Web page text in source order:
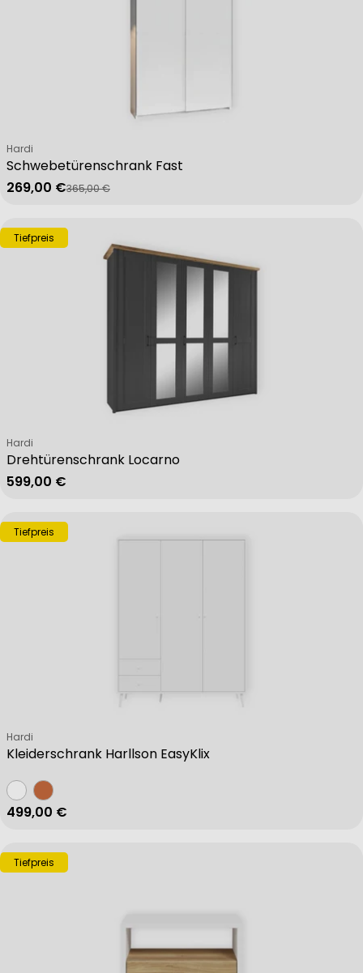
Schwebetürenschrank Fast
Verkäufer:
Hardi
Verkaufspreis
269,00 €
Regulärer Preis
365,00 €
Tiefpreis
Drehtürenschrank Locarno
Verkäufer:
Hardi
Regulärer Preis
599,00 €
Tiefpreis
Kleiderschrank Harllson EasyKlix
Verkäufer:
Hardi
Regulärer Preis
499,00 €
Tiefpreis